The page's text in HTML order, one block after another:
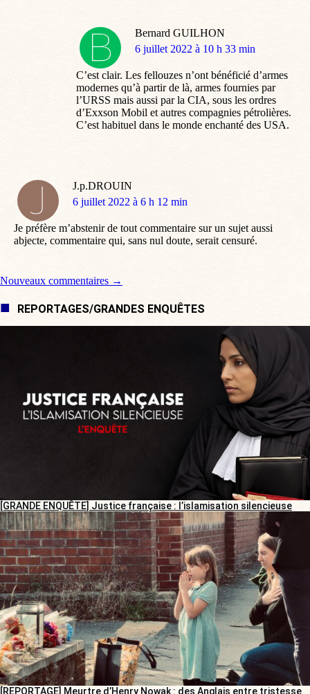
Bernard GUILHON
dit
6 juillet 2022 à 10 h 33 min
C’est clair. Les fellouzes n’ont bénéficié d’armes
modernes qu’à partir de là, armes fournies par
l’URSS mais aussi par la CIA, sous les ordres
d’Exxson Mobil et autres compagnies pétrolières.
C’est habituel dans le monde enchanté des USA.
J.p.DROUIN
dit
6 juillet 2022 à 6 h 12 min
Je préfère m’abstenir de tout commentaire sur un sujet aussi
abjecte, commentaire qui, sans nul doute, serait censuré.
Navigation de commentaire
Nouveaux commentaires →
REPORTAGES/GRANDES ENQUÊTES
[GRANDE ENQUÊTE] Justice française : l’islamisation silencieuse
[REPORTAGE] Meurtre d’Henry Nowak : des Anglais entre tristesse